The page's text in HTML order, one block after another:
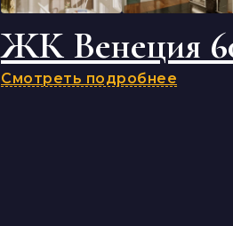
ЖК Венеция
Смотреть подробнее